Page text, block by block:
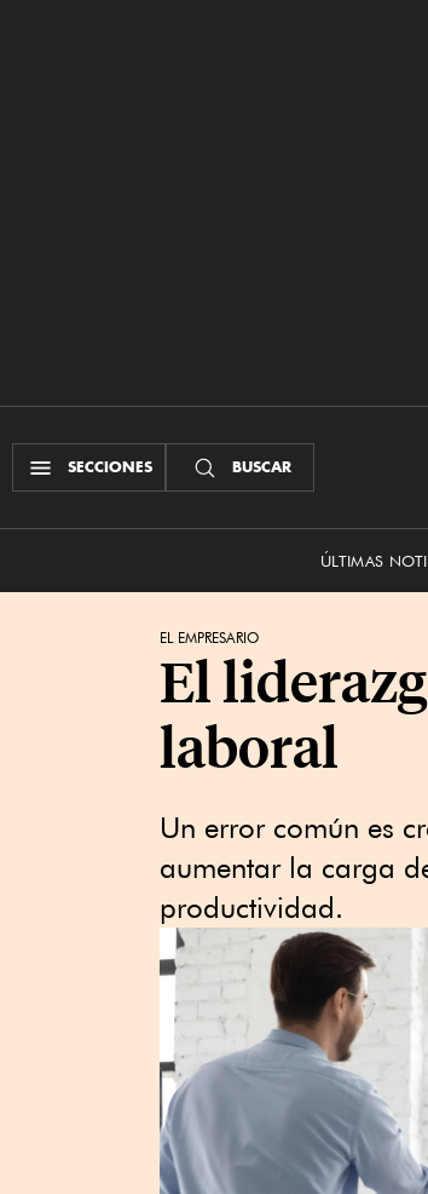
SECCIONES BUSCAR
ÚLTIMAS
EL EMPRESARIO
El
laboral
Un error común es
aumentar la carga
productividad.